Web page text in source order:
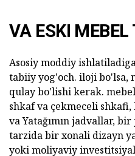
VA ESKI MEBEL
Asosiy moddiy
tabiiy yog'och. iloji bo'lsa,
qulay bo'lishi kerak.
shkaf va çekmeceli
va Yatağımın jadvallar,
tarzida bir xonali dizayn
yoki moliyaviy